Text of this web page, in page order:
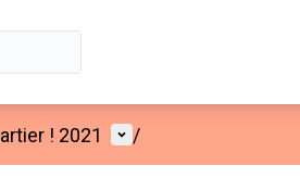
! 2021 Menu utilisateur
/